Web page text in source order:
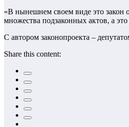
«В нынешнем своем виде это закон
множества подзаконных актов, а
С автором законопроекта –
Share this content: